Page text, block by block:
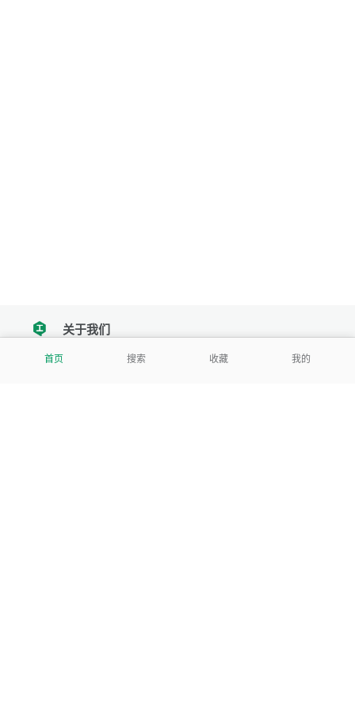
首页 搜索 收藏 我的
tencent关于我们
我们努力把每一个工具做成批量处理的产品